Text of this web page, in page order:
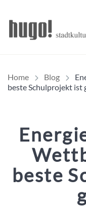
Home Blog
beste Schulprojekt ist
beste